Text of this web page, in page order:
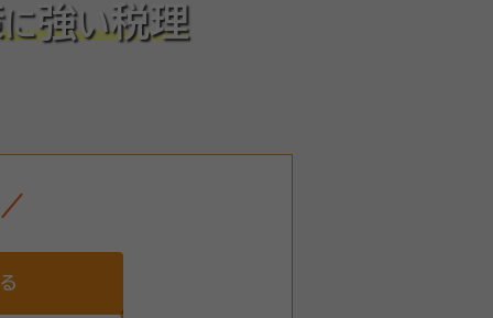
に強い税理